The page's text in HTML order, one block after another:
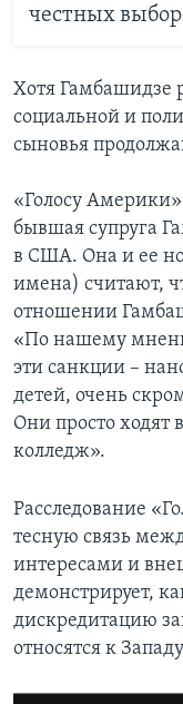
честных
Хотя Гамбашидзе
социальной и
сыновья
«Голосу
бывшая супруга
в США. Она и ее
имена) считают,
отношении
«По нашему
эти санкции –
детей, очень
Они просто
колледж».
Расследование
тесную связь
интересами и
демонстрирует,
дискредитацию
относятся к